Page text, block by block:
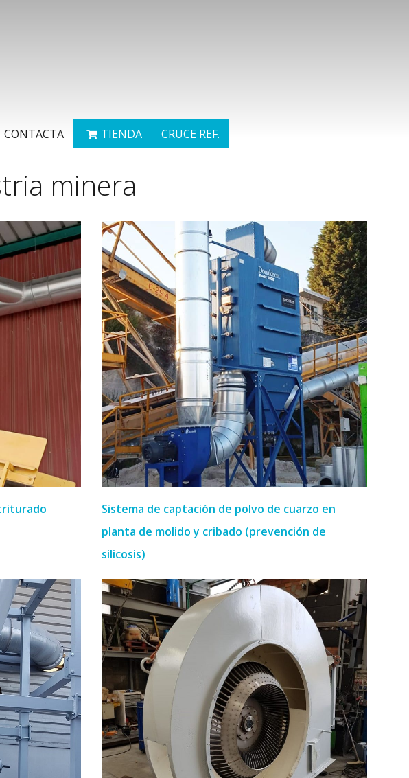
CONTACTA TIENDA CRUCE REF.
minera
Sistema de captación de polvo de cuarzo en
planta de molido y cribado (prevención de
silicosis)